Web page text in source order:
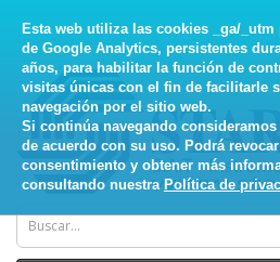
Esta web utiliza las cookies _ga/_utm
de Google Analytics, persistentes
años, para habilitar la función de
visitas únicas con el fin de facilitarle
navegación por el sitio web.
Si continúa navegando consideramos
de acuerdo con su uso. Podrá revocar
consentimiento y obtener más
consultando nuestra Política de